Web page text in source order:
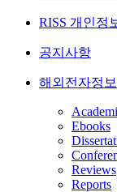
RISS 개인정
공지사항
해외전자정
Ebooks
Reviews
Reports